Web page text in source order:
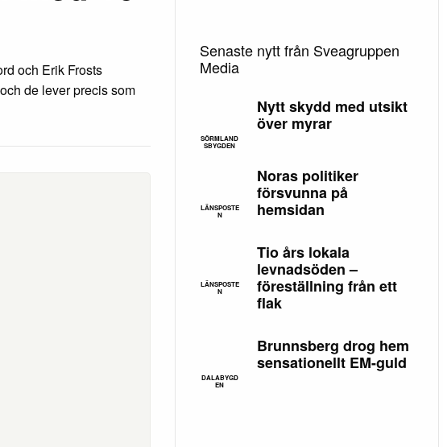
och Erik Frosts
de lever precis som
Senaste nytt från Sveagruppen
Media
SÖRMLAND
SBYGDEN
Nytt skydd med utsikt
över myrar
LÄNSPOSTE
N
Noras politiker
försvunna på
hemsidan
LÄNSPOSTE
N
Tio års lokala
levnadsöden –
föreställning från ett
flak
DALABYGD
EN
Brunnsberg drog hem
sensationellt EM-guld